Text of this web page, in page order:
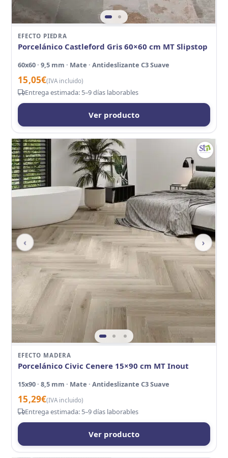
EFECTO PIEDRA
Porcelánico Castleford Gris 60×60 cm MT Slipstop
60x60 · 9,5 mm · Mate · Antideslizante C3 Suave
15,05€(IVA incluido)
Entrega estimada: 5–9 días laborables
Ver producto
‹ ›
EFECTO MADERA
Porcelánico Civic Cenere 15×90 cm MT Inout
15x90 · 8,5 mm · Mate · Antideslizante C3 Suave
15,29€(IVA incluido)
Entrega estimada: 5–9 días laborables
Ver producto